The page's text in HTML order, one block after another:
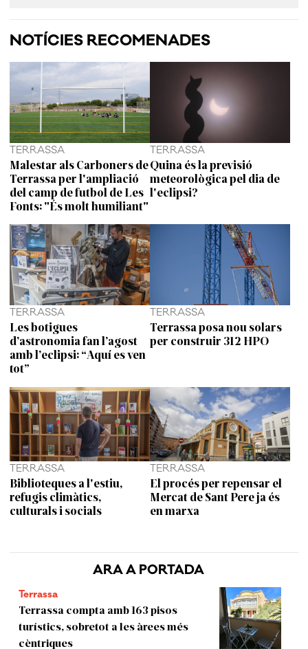
ARA A PORTADA
Terrassa
Terrassa compta amb 163 pisos
turístics, sobretot a les àrees més
cèntriques
NOTÍCIES RECOMENADES
TERRASSA
Malestar als Carboners de
Terrassa per l'ampliació
del camp de futbol de Les
Fonts: "És molt humiliant"
TERRASSA
Quina és la previsió
meteorològica pel dia de
l'eclipsi?
TERRASSA
Les botigues
d’astronomia fan l’agost
amb l’eclipsi: “Aquí es ven
tot”
TERRASSA
Terrassa posa nou solars
per construir 312 HPO
TERRASSA
Biblioteques a l'estiu,
refugis climàtics,
culturals i socials
TERRASSA
El procés per repensar el
Mercat de Sant Pere ja és
en marxa